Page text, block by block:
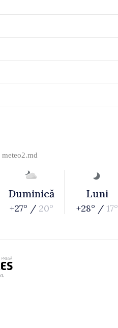
meteo2.md
Duminică
+27° / 20°
Luni
+28° / 17°